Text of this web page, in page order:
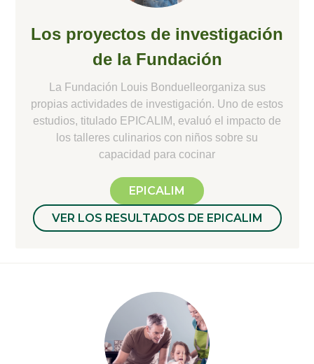
Los proyectos de investigación
de la Fundación
La Fundación Louis Bonduelleorganiza sus
propias actividades de investigación. Uno de estos
estudios, titulado EPICALIM, evaluó el impacto de
los talleres culinarios con niños sobre su
capacidad para cocinar
EPICALIM
VER LOS RESULTADOS DE EPICALIM